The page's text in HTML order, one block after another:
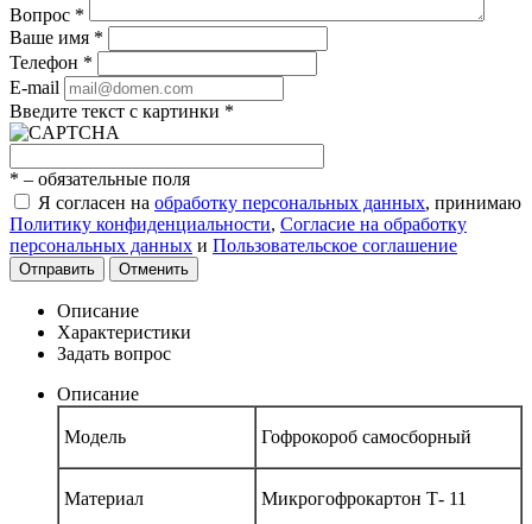
Вопрос *
Ваше имя *
Телефон *
E-mail
Введите текст с картинки *
* – обязательные поля
Я согласен на обработку персональных данных, принимаю
Политику конфиденциальности, Согласие на обработку
персональных данных и Пользовательское соглашение
Отправить Отменить
Описание
Характеристики
Задать вопрос
Описание
Модель Гофрокороб самосборный
Материал Микрогофрокартон Т- 11